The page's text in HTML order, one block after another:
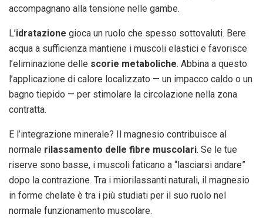
accompagnano alla tensione nelle gambe.
L’idratazione gioca un ruolo che spesso sottovaluti. Bere
acqua a sufficienza mantiene i muscoli elastici e favorisce
l’eliminazione delle scorie metaboliche. Abbina a questo
l’applicazione di calore localizzato — un impacco caldo o un
bagno tiepido — per stimolare la circolazione nella zona
contratta.
E l’integrazione minerale? Il magnesio contribuisce al
normale rilassamento delle fibre muscolari. Se le tue
riserve sono basse, i muscoli faticano a “lasciarsi andare”
dopo la contrazione. Tra i miorilassanti naturali, il magnesio
in forme chelate è tra i più studiati per il suo ruolo nel
normale funzionamento muscolare.